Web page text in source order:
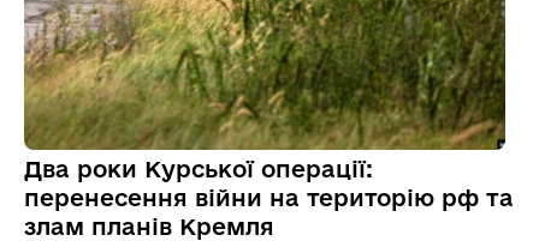
Два роки Курської операції:
перенесення війни на територію рф та
злам планів Кремля